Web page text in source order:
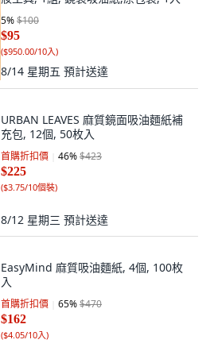
5%$100
$95
($950.00/10入)
8/14 星期五 預計送達
URBAN LEAVES 麻質鏡面吸油麵紙補
充包, 12個, 50枚入
首購折扣價 46%$423
$225
($3.75/10個裝)
8/12 星期三 預計送達
EasyMind 麻質吸油麵紙, 4個, 100枚
入
首購折扣價 65%$470
$162
($4.05/10入)